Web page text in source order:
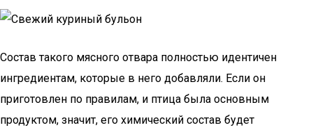
Состав такого мясного отвара полностью идентичен
ингредиентам, которые в него добавляли. Если он
приготовлен по правилам, и птица была основным
продуктом, значит, его химический состав будет